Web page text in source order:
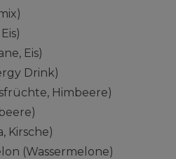
Eis)
Drink)
Himbeere)
Kirsche)
(Wassermelone)